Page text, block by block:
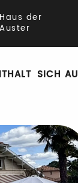
Haus der
Auster
SICH